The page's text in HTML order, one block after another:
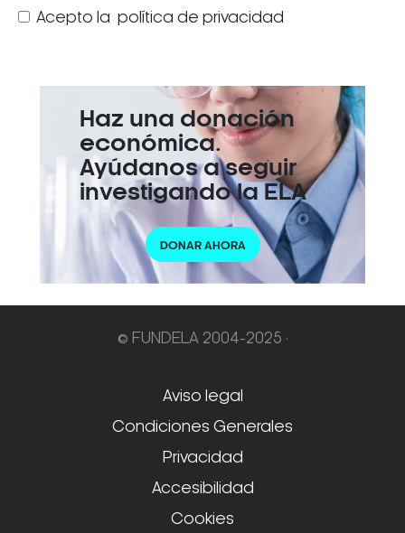
Acepto la política de privacidad
Haz una donación
económica.
Ayúdanos a seguir
investigando la ELA
DONAR AHORA
© FUNDELA 2004-2025 ·
Aviso legal
Condiciones Generales
Privacidad
Accesibilidad
Cookies